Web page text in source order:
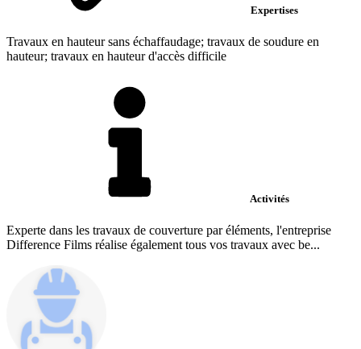
Expertises
Travaux en hauteur sans échaffaudage; travaux de soudure en
hauteur; travaux en hauteur d'accès difficile
Activités
Experte dans les travaux de couverture par éléments, l'entreprise
Difference Films réalise également tous vos travaux avec be...